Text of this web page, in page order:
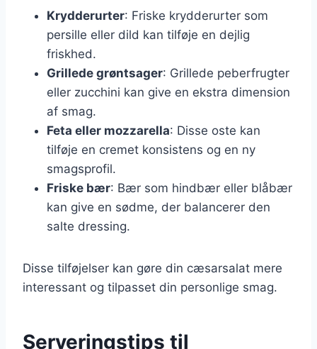
Krydderurter: Friske krydderurter som
persille eller dild kan tilføje en dejlig
friskhed.
Grillede grøntsager: Grillede peberfrugter
eller zucchini kan give en ekstra dimension
af smag.
Feta eller mozzarella: Disse oste kan
tilføje en cremet konsistens og en ny
smagsprofil.
Friske bær: Bær som hindbær eller blåbær
kan give en sødme, der balancerer den
salte dressing.
Disse tilføjelser kan gøre din cæsarsalat mere
interessant og tilpasset din personlige smag.
Serveringstips til